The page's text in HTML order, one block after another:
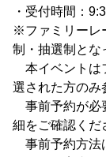
・受付時間：
※ファミリーレ
制・抽選制とな
本イベントは
選された方のみ
事前予約が必
細をご確認くだ
事前予約方法